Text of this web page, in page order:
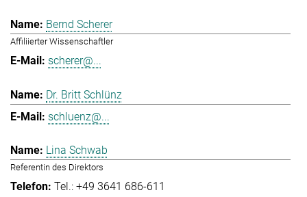
Bernd Scherer
Affiliierter Wissenschaftler
scherer@...
Dr. Britt Schlünz
schluenz@...
Lina Schwab
Referentin des Direktors
Tel.: +49 3641 686-611